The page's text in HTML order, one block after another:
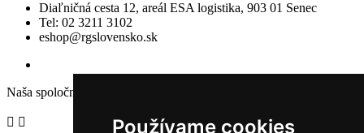
Používame cookies
Diaľničná cesta 12, areál ESA logistika, 903 01 Senec
Tel: 02 3211 3102
eshop@rgslovensko.sk
Naša spoločnosť
 